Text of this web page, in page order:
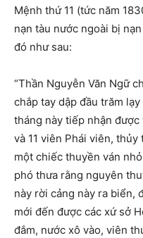
Mệnh thứ 11 (tức năm
nạn tàu nước ngoài bị
đó như sau:
“Thần Nguyễn Văn Ngữ
chắp tay dập đầu trăm
tháng này tiếp nhận
và 11 viên Phái viên,
một chiếc thuyền ván
phó thưa rằng nguyên
này rời cảng này ra biển,
mới đến được các xứ sở
đắm, nước xô vào, viên